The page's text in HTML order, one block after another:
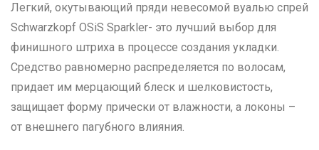
Легкий, окутывающий пряди невесомой вуалью спрей
Schwarzkopf OSiS Sparkler- это лучший выбор для
финишного штриха в процессе создания укладки.
Средство равномерно распределяется по волосам,
придает им мерцающий блеск и шелковистость,
защищает форму прически от влажности, а локоны –
от внешнего пагубного влияния.